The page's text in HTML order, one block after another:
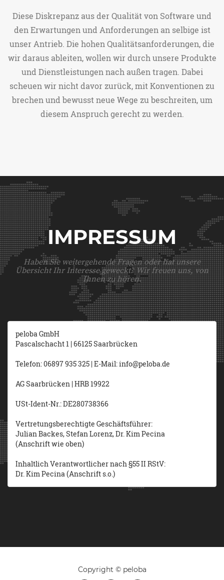
Diese Diskrepanz aus der Qualität von Software und
den Erwartungen und Anforderungen an selbige ist
unser Antrieb. Die hohen Qualitätsanforderungen, die
wir daraus ableiten, wollen wir durch unsere Produkte
und Dienstleistungen nach außen tragen. Dabei
scheuen wir nicht davor zurück, mit Konventionen zu
brechen und bewusst neue Wege zu beschreiten, um
diesem Anspruch gerecht zu werden.
IMPRESSUM
Haben Sie weitergehende Fragen oder hat unsere
Übersicht Ihr Interesse geweckt? Wir freuen uns, von
Ihnen zu hören.
peloba GmbH
Pascalschacht 1 | 66125 Saarbrücken
Telefon: 06897 935 325 | E-Mail: info@peloba.de
AG Saarbrücken | HRB 19922
USt-Ident-Nr.: DE280738366
Vertretungsberechtigte Geschäftsführer:
Julian Backes, Stefan Lorenz, Dr. Kim Pecina
(Anschrift wie oben)
Inhaltlich Verantwortlicher nach §55 II RStV:
Dr. Kim Pecina (Anschrift s.o.)
Copyright © peloba